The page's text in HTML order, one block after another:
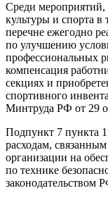
Просто
Среди мероприятий,
культуры и спорта в
перечне ежегодно
по улучшению
профессиональных
компенсация
секциях и
спортивного
Минтруда РФ от 29
Подпункт 7 пункта
расходам,
организации на
по технике
законодательством